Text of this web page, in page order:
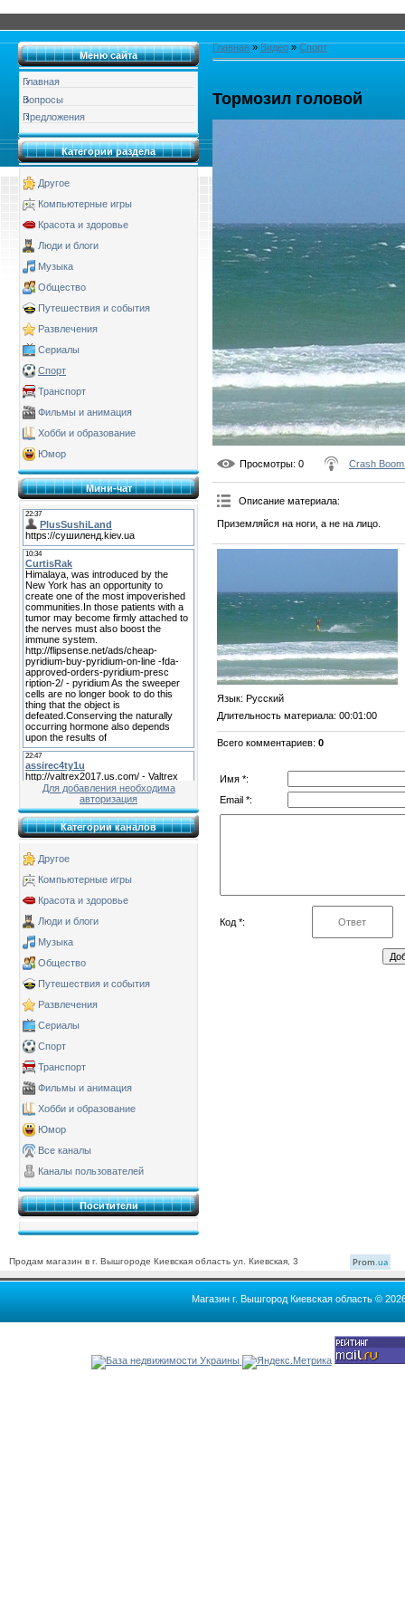
Меню сайта
Главная
Вопросы
Предложения
Категории раздела
Другое
Компьютерные игры
Красота и здоровье
Люди и блоги
Музыка
Общество
Путешествия и события
Развлечения
Сериалы
Спорт
Транспорт
Фильмы и анимация
Хобби и образование
Юмор
Мини-чат
Для добавления необходима
авторизация
Категории каналов
Другое
Компьютерные игры
Красота и здоровье
Люди и блоги
Музыка
Общество
Путешествия и события
Развлечения
Сериалы
Спорт
Транспорт
Фильмы и анимация
Хобби и образование
Юмор
Все каналы
Каналы пользователей
Поситители
Главная » Видео » Спорт
Тормозил головой
Просмотры: 0 Crash
Описание материала:
Приземляйся на ноги, а не на лицо.
Язык: Русский
Длительность материала: 00:01:00
Всего комментариев: 0
Имя *:
Email *:
Код *:
Продам магазин в г. Вышгороде Киевская область ул. Киевская, 3 Prom.ua
Магазин г. Вышгород Киевская область ©